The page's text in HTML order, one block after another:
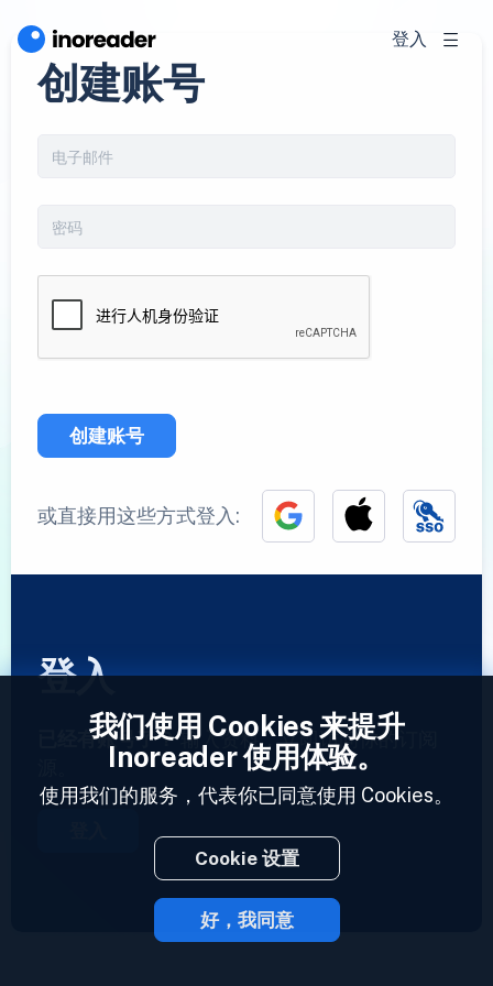
登入
创建账号
创建账号
或直接用这些方式登入:
登入
已经有账号了？输入资料，立即访问你的订阅
2023 © Inoreader
我们使用 Cookies 来提升
Inoreader 使用体验。
使用我们的服务，代表你已同意使用 Cookies。
Cookie 设置
好，我同意